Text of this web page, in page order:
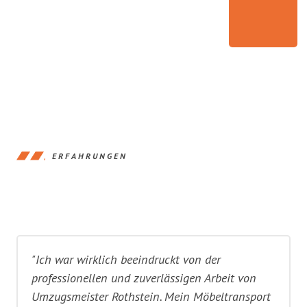
ERFAHRUNGEN
"Ich war wirklich beeindruckt von der
professionellen und zuverlässigen Arbeit von
Umzugsmeister Rothstein. Mein Möbeltransport